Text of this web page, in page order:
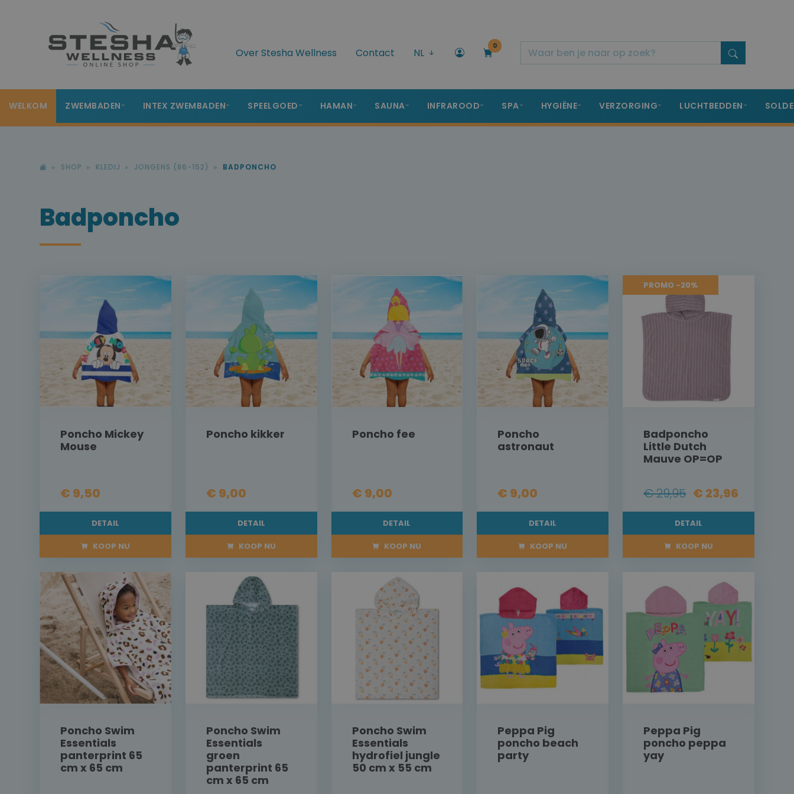
Over Stesha Wellness Contact NL
0
WELKOM ZWEMBADEN INTEX ZWEMBADEN SPEELGOED HAMAN SAUNA INFRAROOD SPA HYGIËNE VERZORGING LUCHTBEDDEN
SHOP KLEDIJ JONGENS (86-152) BADPONCHO
Badponcho
Poncho Mickey
Mouse
€ 9,50
DETAIL
KOOP NU
Poncho kikker
€ 9,00
DETAIL
KOOP NU
Poncho fee
€ 9,00
DETAIL
KOOP NU
Poncho
astronaut
€ 9,00
DETAIL
KOOP NU
PROMO -20%
Badponcho
Little Dutch
Mauve OP=OP
€ 29,95 € 23,96
DETAIL
KOOP NU
Poncho Swim
Essentials
panterprint 65
cm x 65 cm
Poncho Swim
Essentials
groen
panterprint 65
cm x 65 cm
Poncho Swim
Essentials
hydrofiel jungle
50 cm x 55 cm
Peppa Pig
poncho beach
party
Peppa Pig
poncho peppa
yay